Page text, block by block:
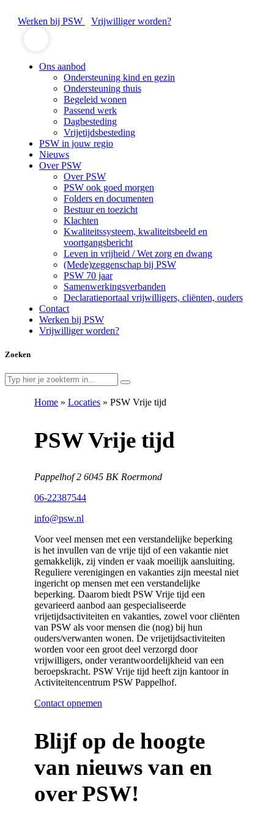
Werken bij PSW Vrijwilliger worden?
Ons aanbod
Ondersteuning kind en gezin
Ondersteuning thuis
Begeleid wonen
Passend werk
Dagbesteding
Vrijetijdsbesteding
PSW in jouw regio
Nieuws
Over PSW
Over PSW
PSW ook goed morgen
Folders en documenten
Bestuur en toezicht
Klachten
Kwaliteitssysteem, kwaliteitsbeeld en
voortgangsbericht
Leven in vrijheid / Wet zorg en dwang
(Mede)zeggenschap bij PSW
PSW 70 jaar
Samenwerkingsverbanden
Declaratieportaal vrijwilligers, cliënten, ouders
Contact
Werken bij PSW
Vrijwilliger worden?
Zoeken
Home » Locaties » PSW Vrije tijd
PSW Vrije tijd
Pappelhof 2 6045 BK Roermond
06-22387544
info@psw.nl
Voor veel mensen met een verstandelijke beperking
is het invullen van de vrije tijd of een vakantie niet
gemakkelijk, zij vinden er vaak moeilijk aansluiting.
Reguliere verenigingen en vakanties zijn meestal niet
ingericht op mensen met een verstandelijke
beperking. Daarom biedt PSW Vrije tijd een
gevarieerd aanbod aan gespecialiseerde
vrijetijdsactiviteiten en vakanties, zowel voor cliënten
van PSW als voor mensen die (nog) bij hun
ouders/verwanten wonen. De vrijetijdsactiviteiten
worden voor een groot deel verzorgd door
vrijwilligers, onder verantwoordelijkheid van een
beroepskracht. PSW Vrije tijd heeft zijn kantoor in
Activiteitencentrum PSW Pappelhof.
Contact opnemen
Blijf op de hoogte
van nieuws van en
over PSW!